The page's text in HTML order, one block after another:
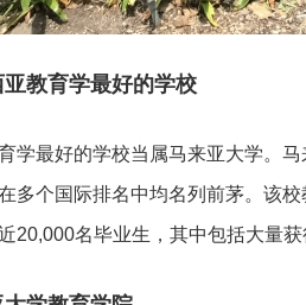
教育学最好的学校
学最好的学校当属马来亚大学。
多个国际排名中均名列前茅。该
20,000名毕业生，其中包括大量